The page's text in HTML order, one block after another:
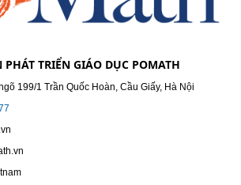
PHÁT TRIỂN GIÁO DỤC POMATH
199/1 Trần Quốc Hoàn, Cầu Giấy, Hà Nội